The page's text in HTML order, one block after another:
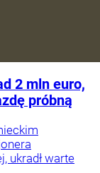
2 mln euro,
próbną
ukradł warte